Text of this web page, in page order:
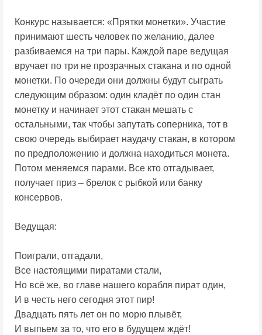
Конкурс называется: «Прятки монетки». Участие
принимают шесть человек по желанию, далее
разбиваемся на три пары. Каждой паре ведущая
вручает по три не прозрачных стакана и по одной
монетки. По очереди они должны будут сыграть
следующим образом: один кладёт по один стан
монетку и начинает этот стакан мешать с
остальными, так чтобы запутать соперника, тот в
свою очередь выбирает наудачу стакан, в котором
по предположению и должна находиться монета.
Потом меняемся парами. Все кто отгадывает,
получает приз – брелок с рыбкой или банку
консервов.
Ведущая:
Поиграли, отгадали,
Все настоящими пиратами стали,
Но всё же, во главе нашего корабля пират один,
И в честь него сегодня этот пир!
Двадцать пять лет он по морю плывёт,
И выпьем за то, что его в будущем ждёт!